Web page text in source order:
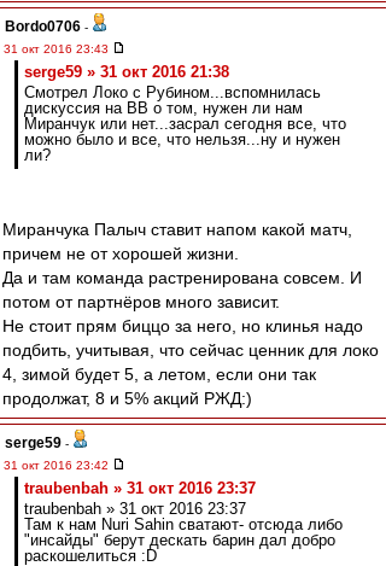
Bordo0706 -
31 окт 2016 23:43
serge59 » 31 окт 2016 21:38
Смотрел Локо с Рубином...вспомнилась
дискуссия на ВВ о том, нужен ли нам
Миранчук или нет...засрал сегодня все, что
можно было и все, что нельзя...ну и нужен
ли?
Миранчука Палыч ставит напом какой матч,
причем не от хорошей жизни.
Да и там команда растренирована совсем. И
потом от партнёров много зависит.
Не стоит прям биццо за него, но клинья надо
подбить, учитывая, что сейчас ценник для локо
4, зимой будет 5, а летом, если они так
продолжат, 8 и 5% акций РЖД:)
serge59 -
31 окт 2016 23:42
traubenbah » 31 окт 2016 23:37
traubenbah » 31 окт 2016 23:37
Там к нам Nuri Sahin сватают- отсюда либо
"инсайды" берут дескать барин дал добро
раскошелиться :D